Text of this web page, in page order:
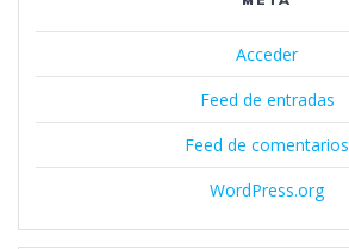
Acceder
Feed de entradas
Feed de comentarios
WordPress.org